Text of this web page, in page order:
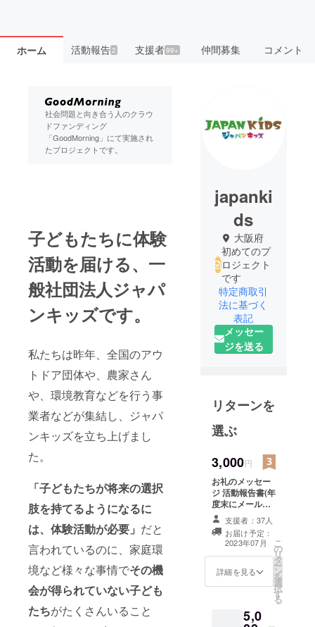
ホーム 活動報告2 支援者99+ 仲間募集 コメント
社会問題と向き合う人のクラウ
ドファンディング
「GoodMorning」にて実施され
たプロジェクトです。
子どもたちに体験
活動を届ける、一
般社団法人ジャパ
ンキッズです。
私たちは昨年、全国のアウ
トドア団体や、農家さん
や、環境教育などを行う事
業者などが集結し、ジャパ
ンキッズを立ち上げまし
た。
「子どもたちが将来の選択
肢を持てるようになるに
は、体験活動が必要」 だと
言われているのに、家庭環
境など様々な事情でその機
会が得られていない子ども
たちがたくさんいること
japanki
ds
大阪府
初めてのプ
ロジェクト
です
特定商取引
法に基づく
表記
メッセー
ジを送る
リターンを
選ぶ
3,000円
お礼のメッセー
ジ 活動報告書(年
度末にメールに
て)
支援者：37人
お届け予定：
2023年07月
詳細を見る
こ
の
リ
タ
ー
ン
を
選
択
す
る
5,0